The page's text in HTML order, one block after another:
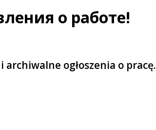
о работе!
archiwalne ogłoszenia o pracę.